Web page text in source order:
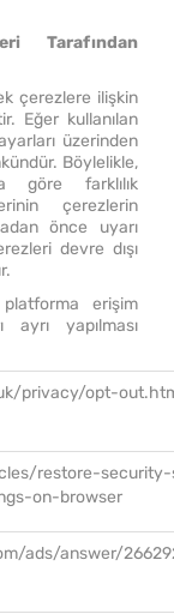
Tarafından
çerezlere ilişkin
Eğer kullanılan
üzerinden
Böylelikle,
göre farklılık
çerezlerin
önce uyarı
devre dışı
platforma erişim
yapılması
privacy/opt-
restore-
on-browser
ads/answer/